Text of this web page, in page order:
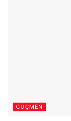
GÖÇMEN